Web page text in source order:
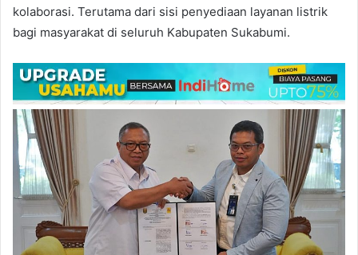
kolaborasi. Terutama dari sisi penyediaan layanan listrik
bagi masyarakat di seluruh Kabupaten Sukabumi.